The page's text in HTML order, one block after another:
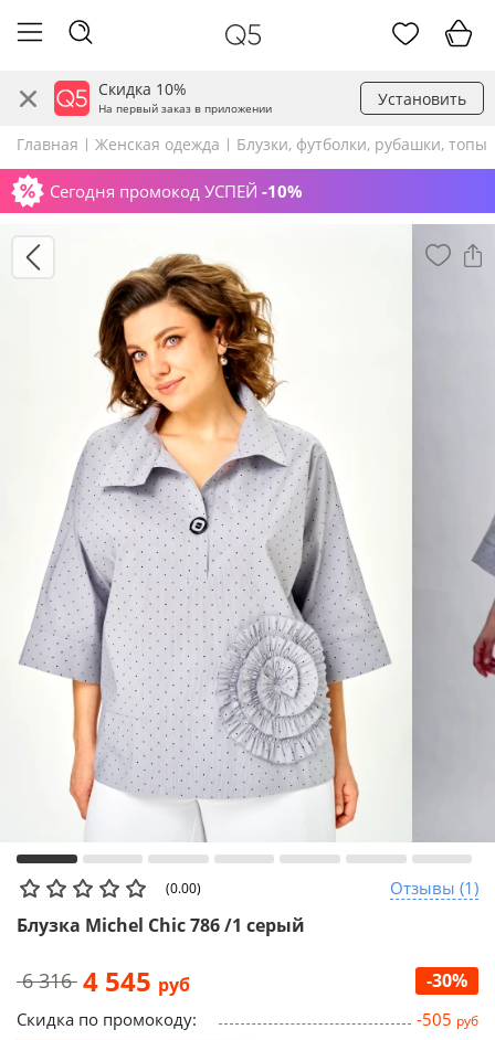
Скидка 10%
На первый заказ в приложении Установить
Главная Женская одежда Блузки, футболки, рубашки, топы
Сегодня промокод УСПЕЙ -10%
(0.00) Отзывы (1)
Блузка Michel Chic 786 /1 серый
6 316 4 545 руб -30%
Скидка по промокоду: -505 руб